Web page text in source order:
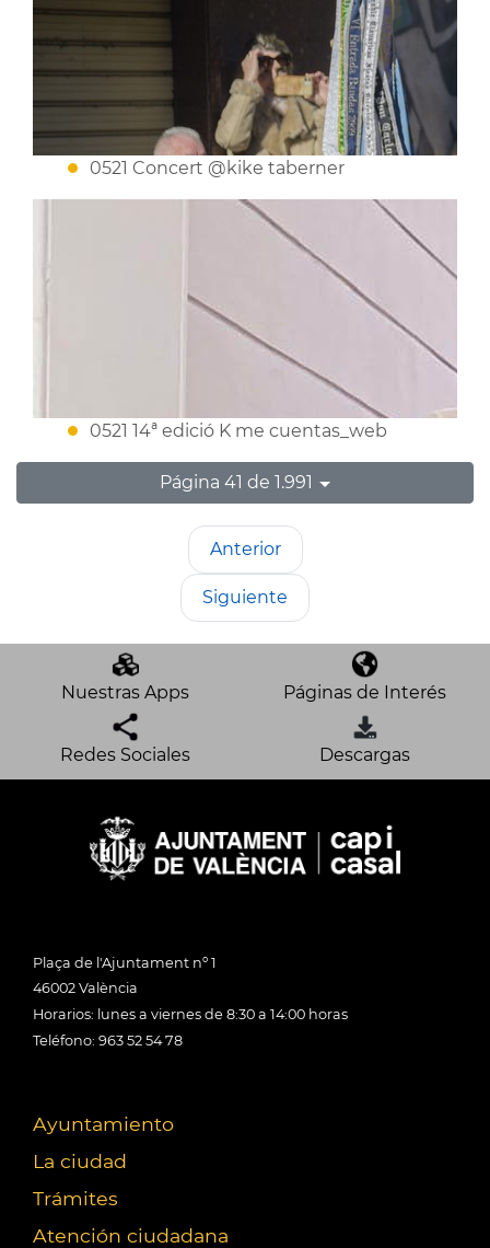
0521 Concert @kike taberner
0521 14ª edició K me cuentas_web
Página 41 de 1.991
Anterior
Siguiente
Nuestras Apps Páginas de Interés
Redes Sociales Descargas
Plaça de l'Ajuntament nº 1
46002 València
Horarios: lunes a viernes de 8:30 a 14:00 horas
Teléfono: 963 52 54 78
Ayuntamiento
La ciudad
Trámites
Atención ciudadana